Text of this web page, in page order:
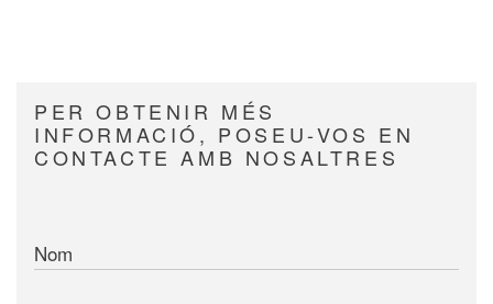
PER OBTENIR MÉS
INFORMACIÓ, POSEU-VOS EN
CONTACTE AMB NOSALTRES
Nom